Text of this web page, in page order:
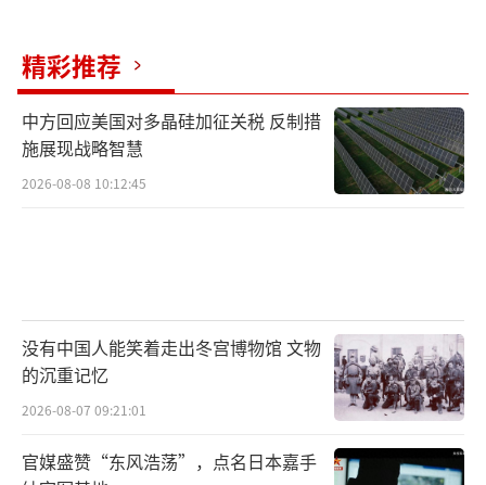
精彩推荐
中方回应美国对多晶硅加征关税 反制措
施展现战略智慧
2026-08-08 10:12:45
没有中国人能笑着走出冬宫博物馆 文物
的沉重记忆
2026-08-07 09:21:01
官媒盛赞“东风浩荡”，点名日本嘉手